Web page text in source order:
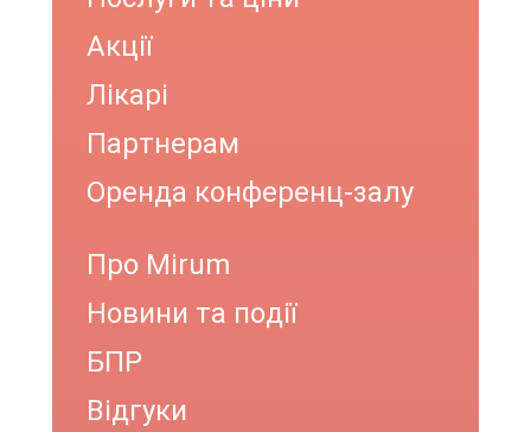
Акції
Лікарі
Партнерам
Оренда конференц-залу
Про Mirum
Новини та події
БПР
Відгуки